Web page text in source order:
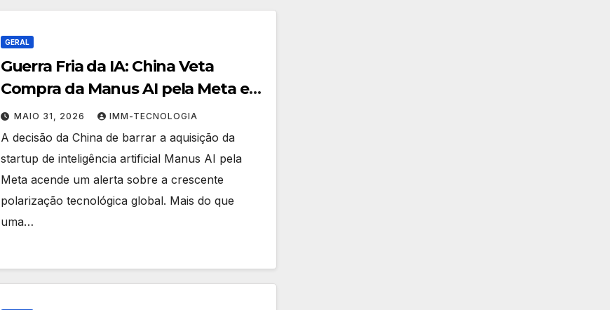
GERAL
Guerra Fria da IA: China Veta
Compra da Manus AI pela Meta em
Meio a Tensão Geopolítica
MAIO 31, 2026 IMM-TECNOLOGIA
A decisão da China de barrar a aquisição da
startup de inteligência artificial Manus AI pela
Meta acende um alerta sobre a crescente
polarização tecnológica global. Mais do que
uma…